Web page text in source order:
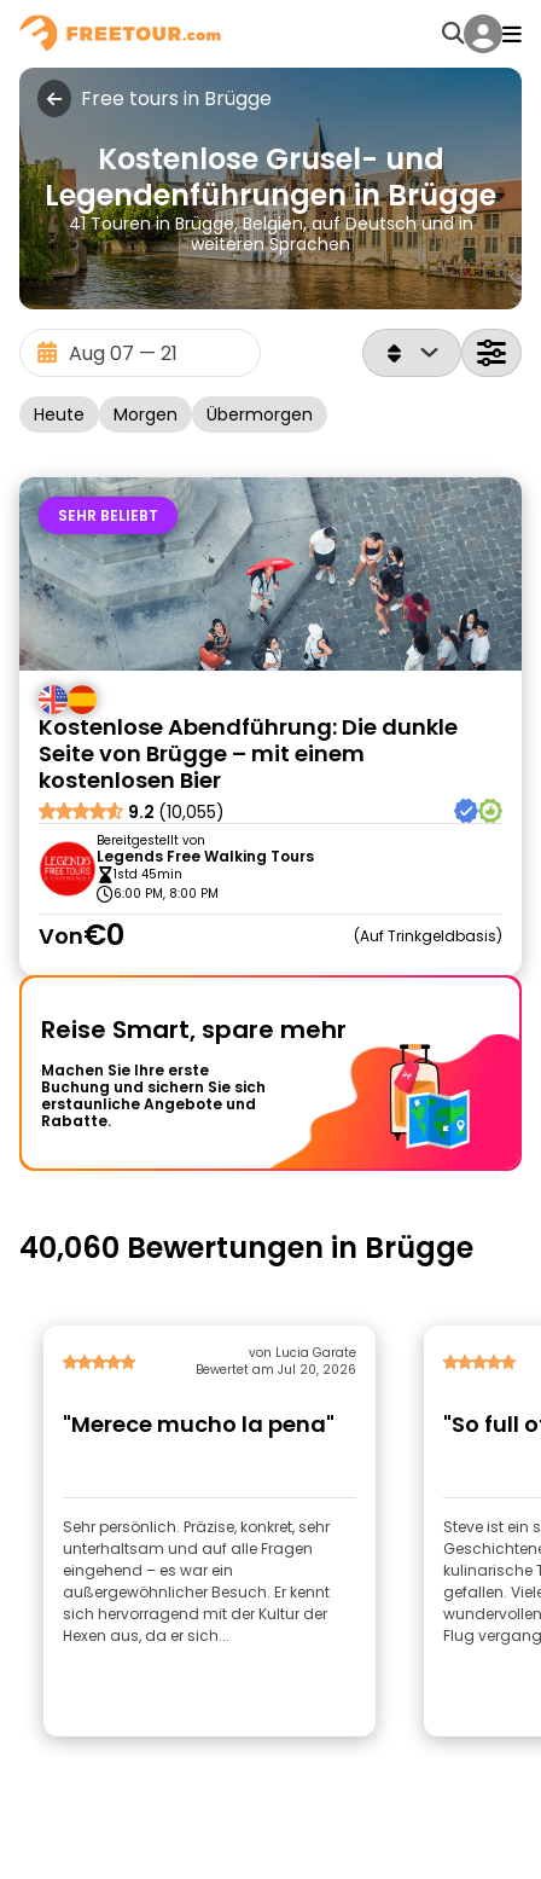
Free tours in Brügge
Kostenlose Grusel- und
Legendenführungen in Brügge
41 Touren in Brügge, Belgien, auf Deutsch und in
weiteren Sprachen
Heute Morgen Übermorgen
SEHR BELIEBT
Kostenlose Abendführung: Die dunkle
Seite von Brügge – mit einem
kostenlosen Bier
9.2 (10,055)
Bereitgestellt von
Legends Free Walking Tours
1std 45min
6:00 PM, 8:00 PM
Von€0 Auf Trinkgeldbasis
Reise Smart, spare mehr
Machen Sie Ihre erste
Buchung und sichern Sie sich
erstaunliche Angebote und
Rabatte.
40,060 Bewertungen in Brügge
von Lucia Garate
Bewertet am Jul 20, 2026
"Merece mucho la pena"
Sehr persönlich. Präzise, konkret, sehr
unterhaltsam und auf alle Fragen
eingehend – es war ein
außergewöhnlicher Besuch. Er kennt
sich hervorragend mit der Kultur der
Hexen aus, da er sich...
"So full
Steve ist ein
kulinarische
gefallen.
Flug